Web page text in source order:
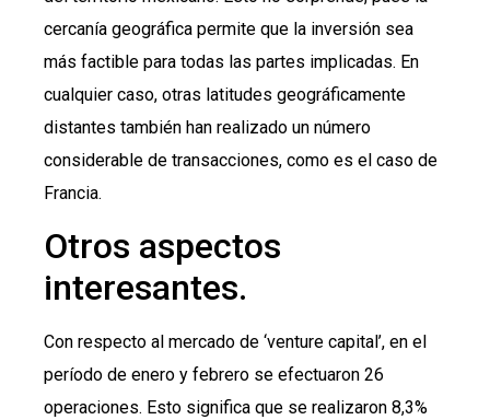
cercanía geográfica permite que la inversión sea
más factible para todas las partes implicadas. En
cualquier caso, otras latitudes geográficamente
distantes también han realizado un número
considerable de transacciones, como es el caso de
Francia.
Otros aspectos
interesantes.
Con respecto al mercado de ‘venture capital’, en el
período de enero y febrero se efectuaron 26
operaciones. Esto significa que se realizaron 8,3%